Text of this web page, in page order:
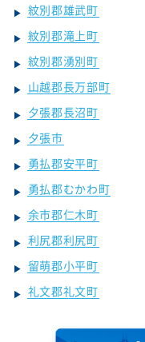
紋別郡雄武町
紋別郡滝上町
紋別郡湧別町
山越郡長万部町
夕張郡長沼町
夕張市
勇払郡安平町
勇払郡むかわ町
余市郡仁木町
利尻郡利尻町
留萌郡小平町
礼文郡礼文町